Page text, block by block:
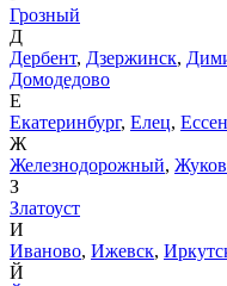
Грозный
Д
Дербент, Дзержинск,
Домодедово
Е
Екатеринбург, Елец,
Ж
Железнодорожный,
З
Златоуст
И
Иваново, Ижевск,
Й